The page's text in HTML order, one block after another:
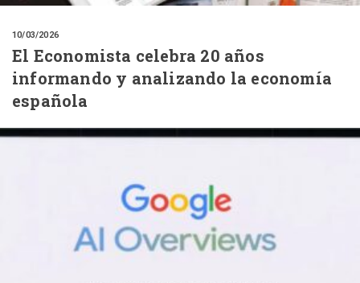
10/03/2026
El Economista celebra 20 años
informando y analizando la economía
española